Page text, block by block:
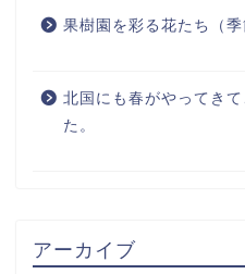
果樹園を彩る花たち（季
北国にも春がやってき
た。
アーカイブ